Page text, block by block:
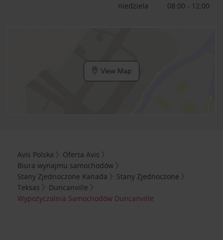
niedziela
08:00 - 12:00
View Map
Avis Polska
Oferta Avis
Biura wynajmu samochodów
Stany Zjednoczone Kanada
Stany Zjednoczone
Teksas
Duncanville
Wypożyczalnia Samochodów Duncanville